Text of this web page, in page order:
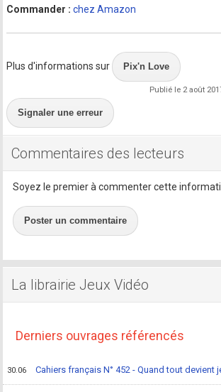
Commander :chez Amazon
Plus d'informations sur Pix'n Love
Publié le 2 août
Signaler une erreur
Commentaires des lecteurs
Soyez le premier à commenter cette
Poster un commentaire
La librairie Jeux Vidéo
Derniers ouvrages référencés
30.06 Cahiers français N° 452 - Quand tout devient